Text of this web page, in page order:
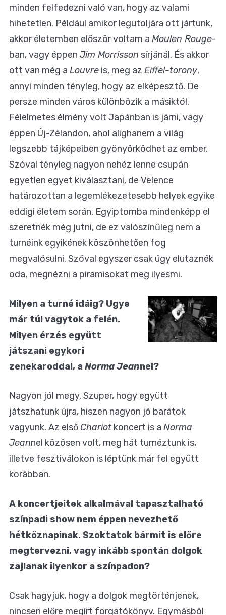
minden felfedezni való van, hogy az valami
hihetetlen. Például amikor legutoljára ott jártunk,
akkor életemben először voltam a Moulen Rouge-
ban, vagy éppen Jim Morrisson sírjánál. És akkor
ott van még a Louvre is, meg az Eiffel-torony,
annyi minden tényleg, hogy az elképesztő. De
persze minden város különbözik a másiktól.
Félelmetes élmény volt Japánban is járni, vagy
éppen Új-Zélandon, ahol alighanem a világ
legszebb tájképeiben gyönyörködhet az ember.
Szóval tényleg nagyon nehéz lenne csupán
egyetlen egyet kiválasztani, de Velence
határozottan a legemlékezetesebb helyek egyike
eddigi életem során. Egyiptomba mindenképp el
szeretnék még jutni, de ez valószínűleg nem a
turnéink egyikének köszönhetően fog
megvalósulni. Szóval egyszer csak úgy elutaznék
oda, megnézni a piramisokat meg ilyesmi.
Milyen a turné idáig? Ugye
már túl vagytok a felén.
Milyen érzés együtt
játszani egykori
zenekaroddal, aNorma Jeannel?
Nagyon jól megy. Szuper, hogy együtt
játszhatunk újra, hiszen nagyon jó barátok
vagyunk. Az első Chariot koncert is a Norma
Jeannel közösen volt, meg hát turnéztunk is,
illetve fesztiválokon is léptünk már fel együtt
korábban.
A koncertjeitek alkalmával tapasztalható
színpadi show nem éppen nevezhető
hétköznapinak. Szoktatok bármit is előre
megtervezni, vagy inkább spontán dolgok
zajlanak ilyenkor a színpadon?
Csak hagyjuk, hogy a dolgok megtörténjenek,
nincsen előre megírt forgatókönyv. Egymásból